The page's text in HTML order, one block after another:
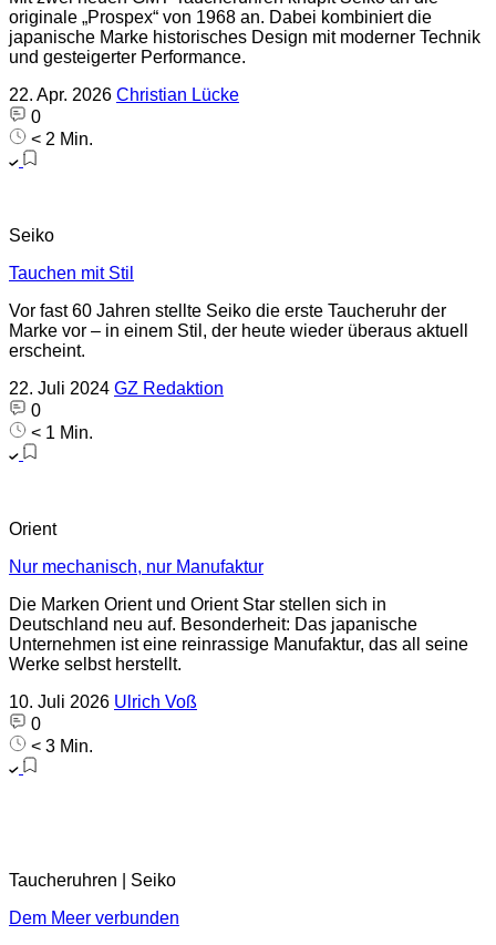
originale „Prospex“ von 1968 an. Dabei kombiniert die
japanische Marke historisches Design mit moderner Technik
und gesteigerter Performance.
22. Apr. 2026 Christian Lücke
0
< 2 Min.
Seiko
Tauchen mit Stil
Vor fast 60 Jahren stellte Seiko die erste Taucheruhr der
Marke vor – in einem Stil, der heute wieder überaus aktuell
erscheint.
22. Juli 2024 GZ Redaktion
0
< 1 Min.
Orient
Nur mechanisch, nur Manufaktur
Die Marken Orient und Orient Star stellen sich in
Deutschland neu auf. Besonderheit: Das japanische
Unternehmen ist eine reinrassige Manufaktur, das all seine
Werke selbst herstellt.
10. Juli 2026 Ulrich Voß
0
< 3 Min.
Taucheruhren | Seiko
Dem Meer verbunden